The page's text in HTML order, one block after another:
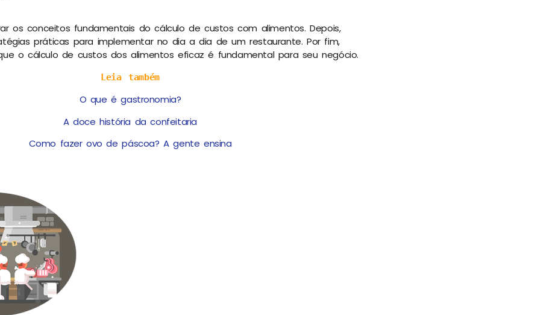
os conceitos fundamentais do cálculo de custos com alimentos. Depois,
práticas para implementar no dia a dia de um restaurante. Por fim,
o cálculo de custos dos alimentos eficaz é fundamental para seu negócio.
Leia também
O que é gastronomia?
A doce história da confeitaria
Como fazer ovo de páscoa? A gente ensina